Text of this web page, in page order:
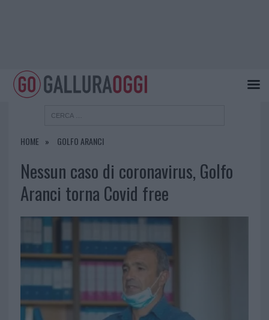
HOME GOLFO ARANCI
Nessun caso di coronavirus, Golfo
Aranci torna Covid free